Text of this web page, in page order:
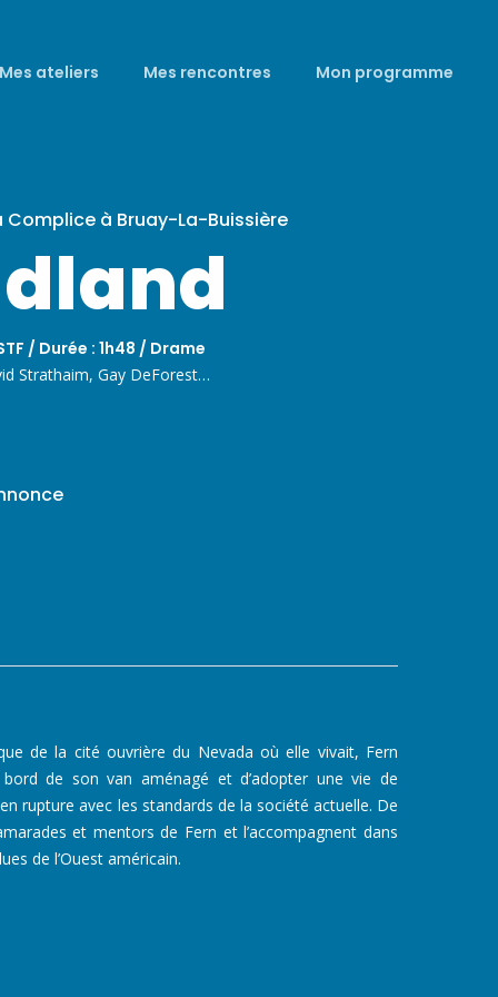
Mes ateliers Mes rencontres Mon programme
Complice à Bruay-La-Buissière
/ Durée : 1h48 / Drame
Strathaim, Gay DeForest…
de la cité ouvrière du Nevada où elle vivait, Fern
de son van aménagé et d’adopter une vie de
rupture avec les standards de la société actuelle. De
et mentors de Fern et l’accompagnent dans
de l’Ouest américain.